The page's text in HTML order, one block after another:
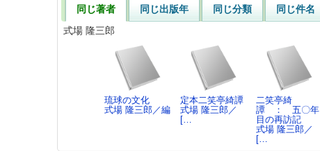
同じ著者 同じ出版年 同じ分類
同じ件名
式場 隆三郎
琉球の文化
式場 隆三郎／編
定本二笑亭綺譚
式場 隆三郎／
[…
二笑亭綺
譚 ： 五〇年
目の再訪記
式場 隆三郎／
[…